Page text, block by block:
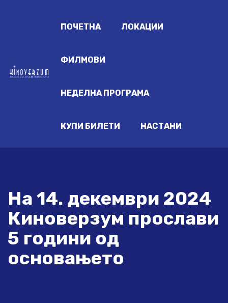
ПОЧЕТНА ЛОКАЦИИ
ФИЛМОВИ
НЕДЕЛНА ПРОГРАМА
КУПИ БИЛЕТИ НАСТАНИ
На 14. декември 2024
Киноверзум прослави
5 години од
основањето